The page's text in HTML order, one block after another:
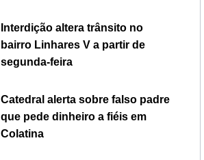
Interdição altera trânsito no
bairro Linhares V a partir de
segunda-feira
Catedral alerta sobre falso padre
que pede dinheiro a fiéis em
Colatina